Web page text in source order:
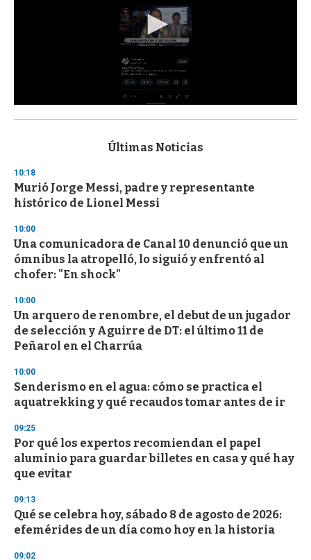
s
d
s
o
f
3
s
e
c
o
d
s
Últimas Noticias
10:18
Murió Jorge Messi, padre y representante
histórico de Lionel Messi
10:00
Una comunicadora de Canal 10 denunció que un
ómnibus la atropelló, lo siguió y enfrentó al
chofer: "En shock"
10:00
Un arquero de renombre, el debut de un jugador
de selección y Aguirre de DT: el último 11 de
Peñarol en el Charrúa
10:00
Senderismo en el agua: cómo se practica el
aquatrekking y qué recaudos tomar antes de ir
09:25
Por qué los expertos recomiendan el papel
aluminio para guardar billetes en casa y qué hay
que evitar
09:13
Qué se celebra hoy, sábado 8 de agosto de 2026:
efemérides de un día como hoy en la historia
09:02